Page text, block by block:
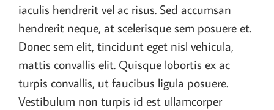
iaculis hendrerit vel ac risus. Sed accumsan
hendrerit neque, at scelerisque sem posuere et.
Donec sem elit, tincidunt eget nisl vehicula,
mattis convallis elit. Quisque lobortis ex ac
turpis convallis, ut faucibus ligula posuere.
Vestibulum non turpis id est ullamcorper